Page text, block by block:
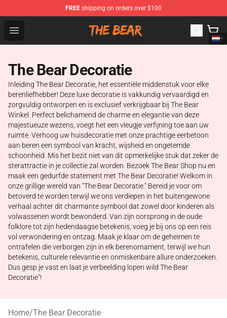
FREE shipping on orders over $100
Open menu
The Bear Shop - Official The Bear Merchandise Store
The Bear Decoratie
Inleiding The Bear Decoratie, het essentiële middenstuk voor elke
berenliefhebber! Deze luxe decoratie is vakkundig vervaardigd en
zorgvuldig ontworpen en is exclusief verkrijgbaar bij The Bear
Winkel. Perfect belichamend de charme en elegantie van deze
majestueuze wezens, voegt het een vleugje verfijning toe aan uw
ruimte. Verhoog uw huisdecoratie met onze prachtige eerbetoon
aan beren een symbool van kracht, wijsheid en ongetemde
schoonheid. Mis het bezit niet van dit opmerkelijke stuk dat zeker de
sterattractie in je collectie zal worden. Bezoek The Bear Shop nu en
maak een gedurfde statement met The Bear Decoratie! Welkom in
onze grillige wereld van "The Bear Decoratie." Bereid je voor om
betoverd te worden terwijl we ons verdiepen in het buitengewone
verhaal achter dit charmante symbool dat zowel door kinderen als
volwassenen wordt bewonderd. Van zijn oorsprong in de oude
folklore tot zijn hedendaagse betekenis, voeg je bij ons op een reis
vol verwondering en ontzag. Maak je klaar om de geheimen te
ontrafelen die verborgen zijn in elk berenornament, terwijl we hun
betekenis, culturele relevantie en onmiskenbare allure onderzoeken.
Dus gesp je vast en laat je verbeelding lopen wild The Bear
Decoratie"!
Home/The Bear Decoratie